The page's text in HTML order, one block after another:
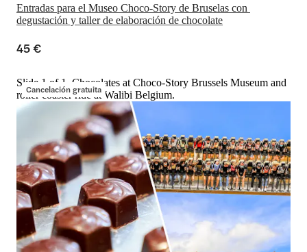
Entradas para el Museo Choco-Story de Bruselas con
45 €
Cancelación gratuita
Slide 1 of 1, Chocolates at Choco-Story Brussels Museum and
roller coaster ride at Walibi Belgium.